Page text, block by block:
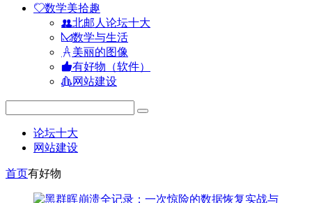
数学美拾趣
北邮人论坛十大
数学与生活
美丽的图像
有好物（软件）
网站建设
论坛十大
网站建设
首页有好物